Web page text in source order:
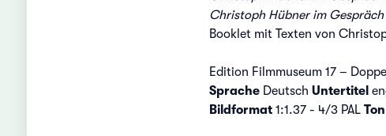
Christoph Hübner im
Booklet mit Texten von
Edition Filmmuseum 17 –
SpracheDeutsch Untertitel
Bildformat 1:1.37 - 4/3 PAL Ton